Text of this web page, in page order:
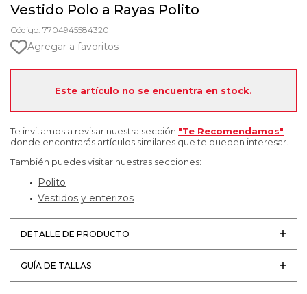
Vestido Polo a Rayas Polito
Código: 7704945584320
Agregar a favoritos
Este artículo no se encuentra en stock.
Te invitamos a revisar nuestra sección "Te Recomendamos"
donde encontrarás artículos similares que te pueden interesar.
También puedes visitar nuestras secciones:
Polito
Vestidos y enterizos
DETALLE DE PRODUCTO
GUÍA DE TALLAS